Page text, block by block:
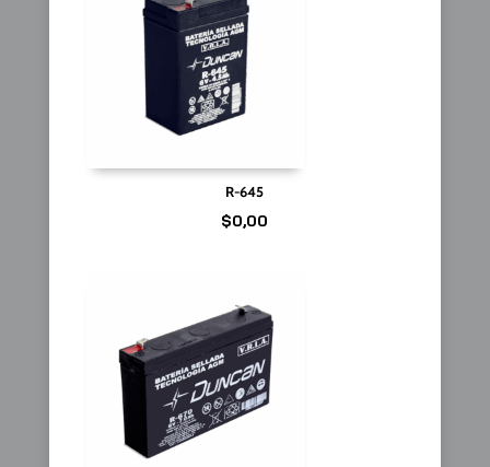
R-645
$0,00